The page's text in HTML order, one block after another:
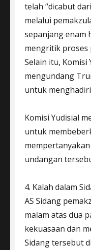
telah “dicabut
melalui
sepanjang enam
mengritik proses
Selain itu, Komisi
mengundang
untuk
Komisi Yudisial
untuk
undangan
4. Kalah dalam
AS Sidang
malam atas dua
kekuasaan dan
Sidang tersebut